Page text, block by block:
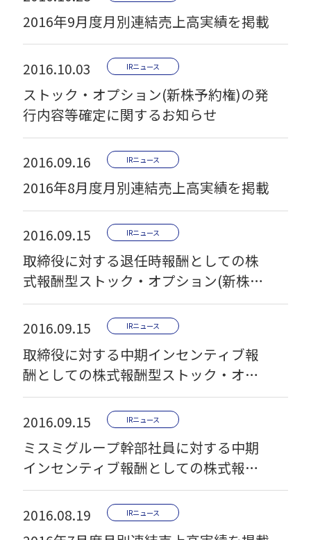
2016年9月度月別連結売上高実績を掲載
2016.10.03 IRニュース
ストック・オプション(新株予約権)の発
行内容等確定に関するお知らせ
2016.09.16 IRニュース
2016年8月度月別連結売上高実績を掲載
2016.09.15 IRニュース
取締役に対する退任時報酬としての株
式報酬型ストック・オプション(新株予
約権)の発行に関するお知らせ
2016.09.15 IRニュース
取締役に対する中期インセンティブ報
酬としての株式報酬型ストック・オプ
ション(新株予約権)の発行に関するお知
らせ
2016.09.15 IRニュース
ミスミグループ幹部社員に対する中期
インセンティブ報酬としての株式報酬
型ストック・オプション (従業員新株予
約権)の発行に関するお知らせ
2016.08.19 IRニュース